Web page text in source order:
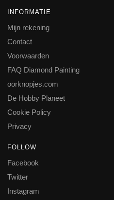
INFORMATIE
Mijn rekening
Contact
Voorwaarden
FAQ Diamond Painting
oorknopjes.com
De Hobby Planeet
Cookie Policy
Privacy
FOLLOW
Facebook
Twitter
Instagram